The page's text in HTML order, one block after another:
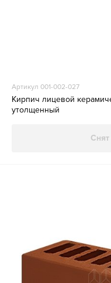
Артикул 001-002-027
Кирпич лицевой
утолщенный
Снят